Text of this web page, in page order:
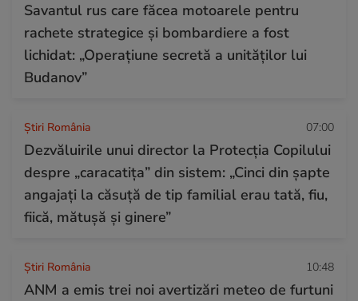
Savantul rus care făcea motoarele pentru
rachete strategice și bombardiere a fost
lichidat: „Operațiune secretă a unităților lui
Budanov”
Știri România 07:00
Dezvăluirile unui director la Protecția Copilului
despre „caracatița” din sistem: „Cinci din șapte
angajați la căsuță de tip familial erau tată, fiu,
fiică, mătușă și ginere”
Știri România 10:48
ANM a emis trei noi avertizări meteo de furtuni